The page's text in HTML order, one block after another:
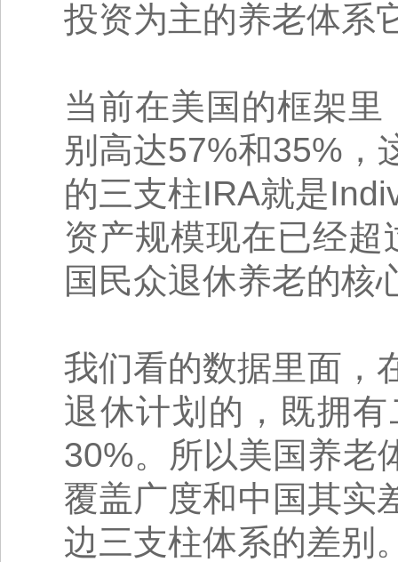
投资为主的养老体系
当前在美国的框架
别高达57%和35%，
的三支柱IRA就是
资产规模现在已经
国民众退休养老的核
我们看的数据里面，
退休计划的，既拥
30%。所以美国养老
覆盖广度和中国其实
边三支柱体系的差别